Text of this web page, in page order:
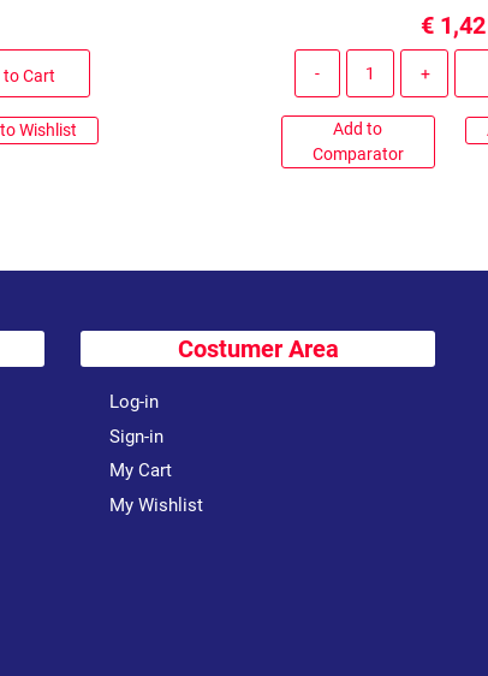
to Cart
Wishlist
€ 1,42
Add to
Comparator
Costumer Area
Log-in
Sign-in
My Cart
My Wishlist